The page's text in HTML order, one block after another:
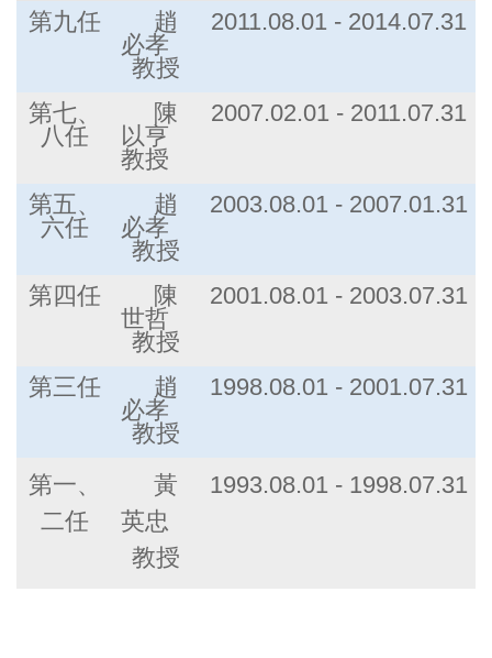
第九任
趙
必孝
教授
2011.08.01 - 2014.07.31
第七、
八任
陳
以亨
教授
2007.02.01 - 2011.07.31
第五、
六任
趙
必孝
教授
2003.08.01 - 2007.01.31
第四任
陳
世哲
教授
2001.08.01 - 2003.07.31
第三任
趙
必孝
教授
1998.08.01 - 2001.07.31
第一、
二任
黃
英忠
教授
1993.08.01 - 1998.07.31